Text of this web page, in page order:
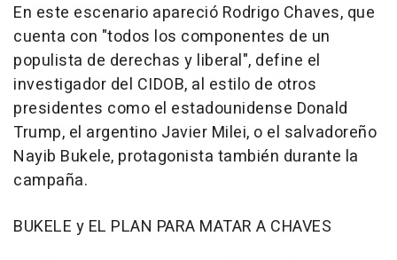
En este escenario apareció Rodrigo Chaves, que
cuenta con "todos los componentes de un
populista de derechas y liberal", define el
investigador del CIDOB, al estilo de otros
presidentes como el estadounidense Donald
Trump, el argentino Javier Milei, o el salvadoreño
Nayib Bukele, protagonista también durante la
campaña.
BUKELE y EL PLAN PARA MATAR A CHAVES